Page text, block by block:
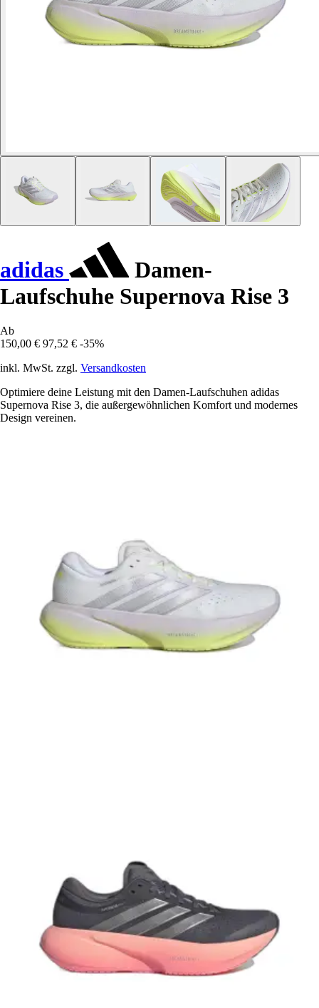
adidas
Damen-
Laufschuhe Supernova Rise 3
Ab
150,00 € 97,52 € -35%
inkl. MwSt. zzgl. Versandkosten
Optimiere deine Leistung mit den Damen-Laufschuhen adidas
Supernova Rise 3, die außergewöhnlichen Komfort und modernes
Design vereinen.